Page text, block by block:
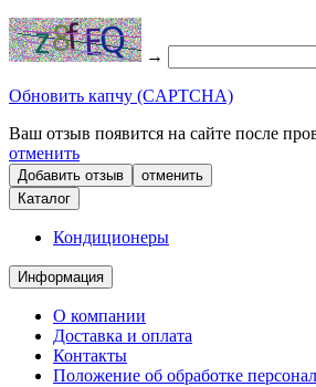
→
Обновить капчу (CAPTCHA)
Ваш отзыв появится на сайте после
отменить
отменить
Каталог
Кондиционеры
Информация
О компании
Доставка и оплата
Контакты
Положение об обработке